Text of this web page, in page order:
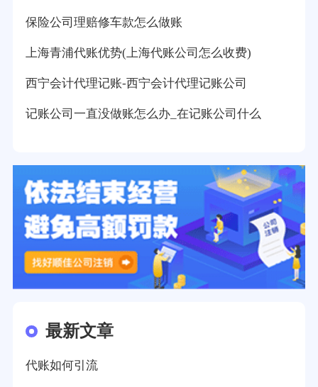
保险公司理赔修车款怎么做账
上海青浦代账优势(上海代账公司怎么收费)
西宁会计代理记账-西宁会计代理记账公司
记账公司一直没做账怎么办_在记账公司什么
最新文章
代账如何引流